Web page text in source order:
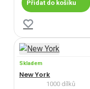
Přidat do košíku
Skladem
New York
1000 dílků